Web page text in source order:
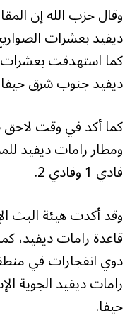
وقال حزب الله إن
كما استهدفت بعشرات
ديفيد جنوب شرق حيفا
كما أكد في وقت
ومطار رامات ديفيد
فادي 1 وفادي 2.
وقد أكدت هيئة البث
قاعدة رامات ديفيد،
دوي انفجارات في
رامات ديفيد الجوية
حيفا.